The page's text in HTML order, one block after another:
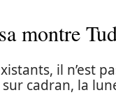
montre
il n’est
cadran, la